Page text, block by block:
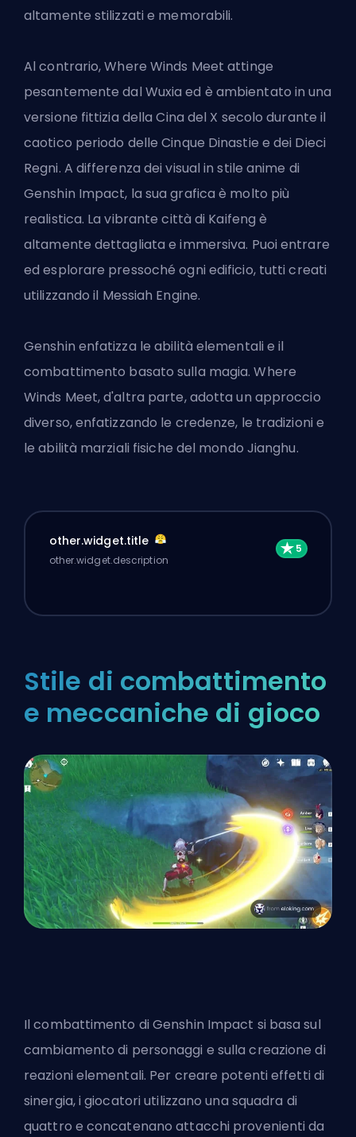
altamente stilizzati e memorabili.
Al contrario, Where Winds Meet attinge
pesantemente dal Wuxia ed è ambientato in una
versione fittizia della Cina del X secolo durante il
caotico periodo delle Cinque Dinastie e dei Dieci
Regni. A differenza dei visual in stile anime di
Genshin Impact, la sua grafica è molto più
realistica. La vibrante città di Kaifeng è
altamente dettagliata e immersiva. Puoi entrare
ed esplorare pressoché ogni edificio, tutti creati
utilizzando il Messiah Engine.
Genshin enfatizza le abilità elementali e il
combattimento basato sulla magia. Where
Winds Meet, d'altra parte, adotta un approccio
diverso, enfatizzando le credenze, le tradizioni e
le abilità marziali fisiche del mondo Jianghu.
other.widget.title
other.widget.description
Stile di combattimento
e meccaniche di gioco
Il combattimento di Genshin Impact si basa sul
cambiamento di personaggi e sulla creazione di
reazioni elementali. Per creare potenti effetti di
sinergia, i giocatori utilizzano una squadra di
quattro e concatenano attacchi provenienti da